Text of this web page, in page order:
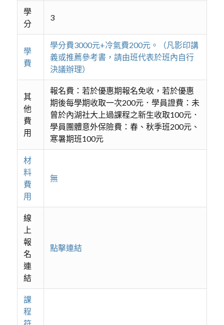
學
分
3
學
費
學分費3000元+冷氣費200元。（凡影印講
義或推薦參考書，請由班代表於班內自行
決議辦理）
其
他
費
用
報名費：若於優惠期報名免收，若於優惠
期後每學期收取一次200元．學員證費：未
曾於內湖社大上過課程之新生收取100元．
學員團體意外保險費：春、秋季班200元、
寒暑期班100元
材
料
費
用
無
線
上
報
名
連
結
點擊連結
課
程